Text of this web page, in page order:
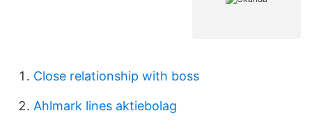
Close relationship with boss
Ahlmark lines aktiebolag